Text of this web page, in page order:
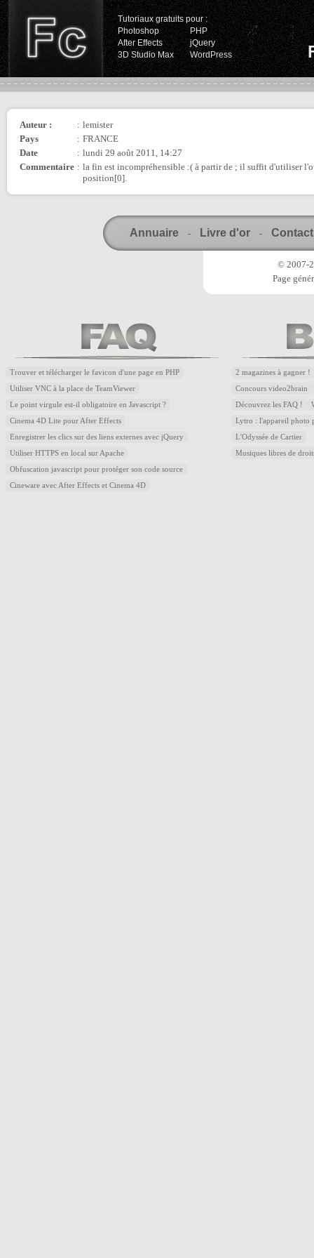
Tutoriaux gratuits pour :
Photoshop
PHP
After Effects
jQuery
3D Studio Max
WordPress
Auteur : : lemister
Pays
: FRANCE
Date
: lundi 29 août 2011, 14:27
Commentaire : la fin est incompréhensible :( à partir de ; il suffit d'utiliser
position[0].
Annuaire - Livre d'or - Contact
© 2007-
Page
Trouver et télécharger le favicon d'une page en PHP
Utiliser VNC à la place de TeamViewer
Le point virgule est-il obligatoire en Javascript ?
Cinema 4D Lite pour After Effects
Enregistrer les clics sur des liens externes avec jQuery
Utiliser HTTPS en local sur Apache
Obfuscation javascript pour protéger son code source
Cineware avec After Effects et Cinema 4D
2 magazines à gagner !
Concours video2brain
Découvrez les FAQ !
Lytro : l'appareil photo
L'Odyssée de Cartier
Musiques libres de